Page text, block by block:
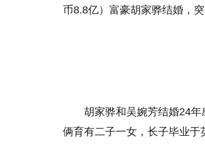
币8.8亿）富豪胡家骅结婚，
胡家骅和吴婉芳结婚24
俩育有二子一女，长子毕业